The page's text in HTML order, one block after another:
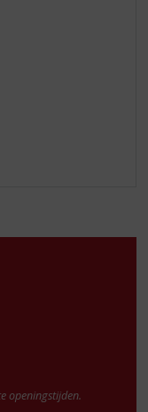
openingstijden.